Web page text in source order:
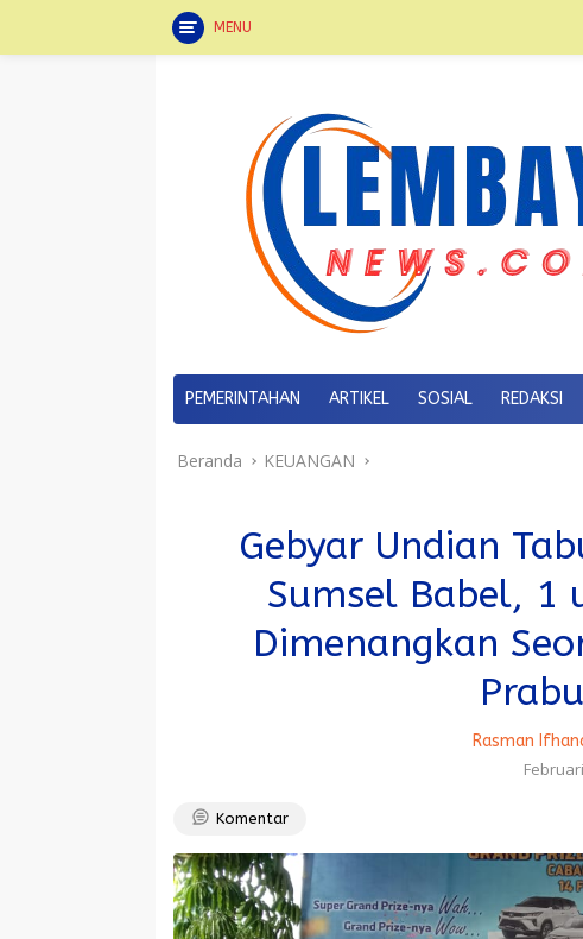
MENU
PEMERINTAHAN ARTIKEL SOSIAL REDAKSI
Beranda KEUANGAN
Gebyar Undian
Sumsel Babel, 1
Dimenangkan
Rasman
Komentar